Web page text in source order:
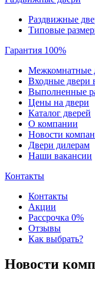
Раздвижные
Типовые
Гарантия 100%
Межкомнатные
Входные двери
Выполненные
Цены на двери
Каталог дверей
О компании
Новости
Двери дилерам
Наши вакансии
Контакты
Контакты
Акции
Рассрочка 0%
Отзывы
Как выбрать?
Новости